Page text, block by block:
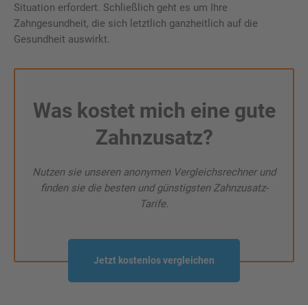
Situation erfordert. Schließlich geht es um Ihre
Zahngesundheit, die sich letztlich ganzheitlich auf die
Gesundheit auswirkt.
Was kostet mich eine gute
Zahnzusatz?
Nutzen sie unseren anonymen Vergleichsrechner und
finden sie die besten und günstigsten Zahnzusatz-
Tarife.
Jetzt kostenlos vergleichen